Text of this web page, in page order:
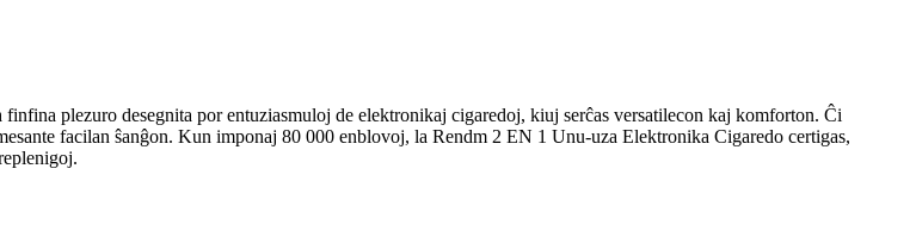
plezuro desegnita por entuziasmuloj de elektronikaj cigaredoj, kiuj serĉas versatilecon kaj komforton. Ĉi
facilan ŝanĝon. Kun imponaj 80 000 enblovoj, la Rendm 2 EN 1 Unu-uza Elektronika Cigaredo certigas,